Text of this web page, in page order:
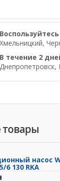
Хмельницкий,
В течение 2
Днепропетровск,
насос
6 130 RKA